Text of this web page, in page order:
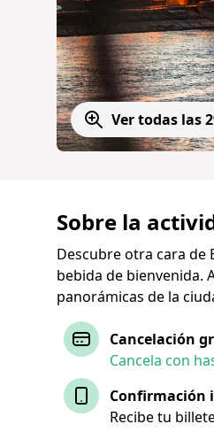
Ver todas las
Sobre la
Descubre otra cara
bebida de bienvenida.
panorámicas de la
Cancelación
Cancela con
Confirmación
Recibe tu